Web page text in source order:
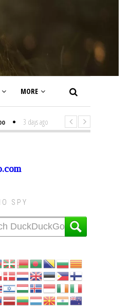
MORE
3 days ago - Non mi interesso di politica
SPY